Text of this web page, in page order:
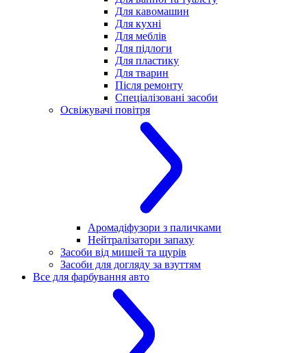
Для кавомашин
Для кухні
Для меблів
Для підлоги
Для пластику
Для тварин
Після ремонту
Спеціалізовані засоби
Освіжувачі повітря
Аромадіфузори з паличками
Нейтралізатори запаху
Засоби від мишей та щурів
Засоби для догляду за взуттям
Все для фарбування авто